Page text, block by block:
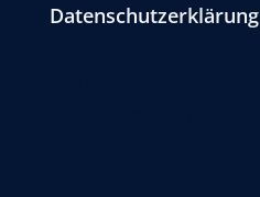
Datenschutzerklärung